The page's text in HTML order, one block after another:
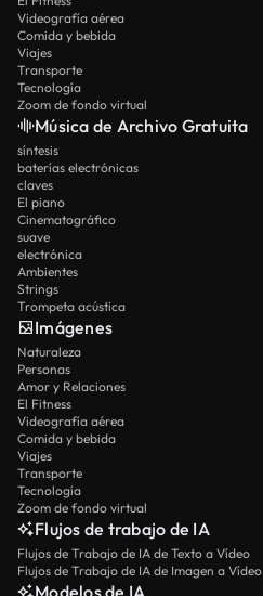
Videografía aérea
Comida y bebida
Viajes
Transporte
Tecnología
Zoom de fondo virtual
Música de Archivo Gratuita
síntesis
baterías electrónicas
claves
El piano
Cinematográfico
suave
electrónica
Ambientes
Strings
Trompeta acústica
Imágenes
Naturaleza
Personas
Amor y Relaciones
El Fitness
Videografía aérea
Comida y bebida
Viajes
Transporte
Tecnología
Zoom de fondo virtual
Flujos de trabajo de IA
Flujos de Trabajo de IA de Texto a Vídeo
Flujos de Trabajo de IA de Imagen a Vídeo
Modelos de IA